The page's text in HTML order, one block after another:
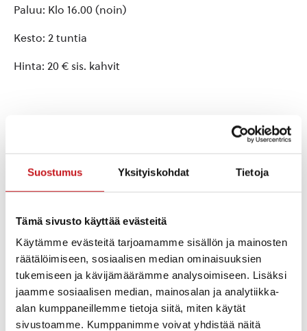
Suostumus Yksityiskohdat Tietoja
Tämä sivusto käyttää evästeitä
Käytämme evästeitä tarjoamamme sisällön ja mainosten
räätälöimiseen, sosiaalisen median ominaisuuksien
tukemiseen ja kävijämäärämme analysoimiseen. Lisäksi
jaamme sosiaalisen median, mainosalan ja analytiikka-
alan kumppaneillemme tietoja siitä, miten käytät
sivustoamme. Kumppanimme voivat yhdistää näitä
Paluu: Klo 16.00 (noin)
Kesto: 2 tuntia
Hinta: 20 € sis. kahvit
to 28.7.2022
Aika:
14:00 - 16:00
Sarjat:
Kirkkoveneellä Hankavettä
ihaillen -souturetki
Hinta:
Kurssikeskus
Puhelin
+358 40 558 2439
Sähköposti
info@tormala.fi
Siirry Järjestäjän
verkkosivuille